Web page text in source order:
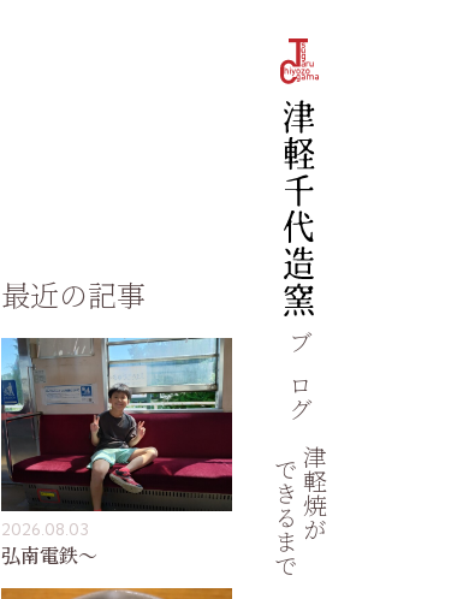
ブログ
津軽焼が
できるまで
最近の記事
2026.08.03
弘南電鉄〜